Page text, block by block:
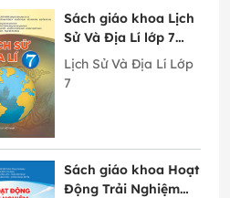
Sách giáo khoa Lịch
Sử Và Địa Lí lớp 7
Chân Trời Sáng Tạo
Lịch Sử Và Địa Lí Lớp
7
Sách giáo khoa Hoạt
Động Trải Nghiệm